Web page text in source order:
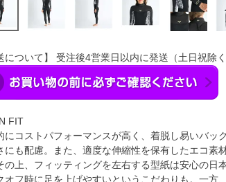
について】 受注後4営業日以内に発送（土日祝除く
FIT
にコストパフォーマンスが高く、着脱し易いバ
にも配慮。また、適度な伸縮性を保有したエコ素
の上、フィッティングを左右する型紙は安心の日
オフ時に足を上げやすいというこだわりも。一